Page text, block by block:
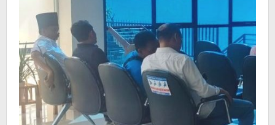
Tani
Berlanjut